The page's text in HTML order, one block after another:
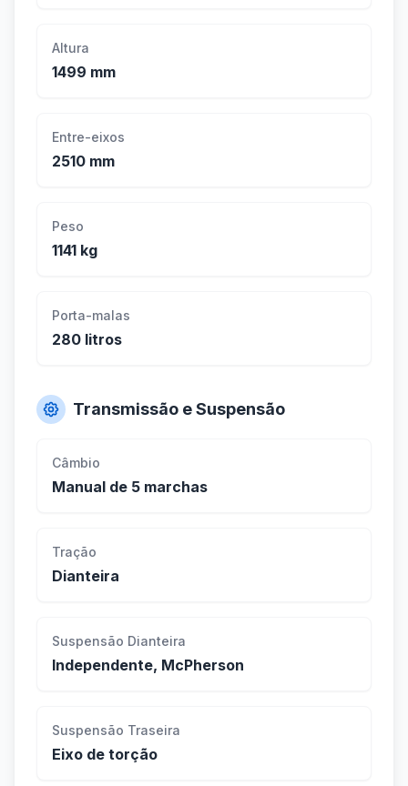
Altura
1499 mm
Entre-eixos
2510 mm
Peso
1141 kg
Porta-malas
280 litros
Transmissão e Suspensão
Câmbio
Manual de 5 marchas
Tração
Dianteira
Suspensão Dianteira
Independente, McPherson
Suspensão Traseira
Eixo de torção